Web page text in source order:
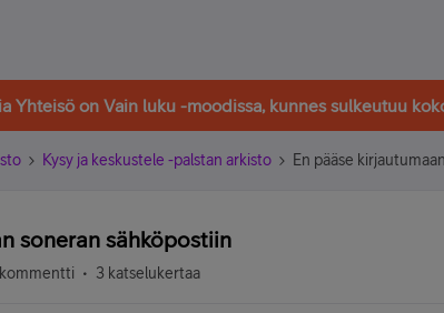
Yhteisö on Vain luku -moodissa, kunnes sulkeutuu
Kysy ja keskustele -palstan arkisto En pääse
soneran sähköpostiin
3 katselukertaa